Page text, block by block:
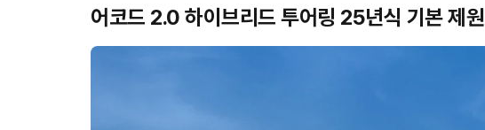
어코드 2.0 하이브리드 투어링 25년식 기본 제원